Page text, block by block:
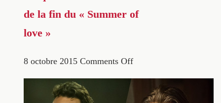
de la fin du « Summer of
love »
8 octobre 2015 Comments Off